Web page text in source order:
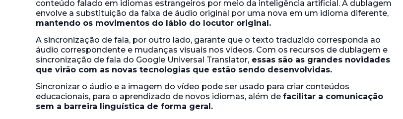
conteúdo falado em idiomas estrangeiros por meio da inteligência artificial. A dublagem
envolve a substituição da faixa de áudio original por uma nova em um idioma diferente,
mantendo os movimentos do lábio do locutor original.
A sincronização de fala, por outro lado, garante que o texto traduzido corresponda ao
áudio correspondente e mudanças visuais nos vídeos. Com os recursos de dublagem e
sincronização de fala do Google Universal Translator, essas são as grandes novidades
que virão com as novas tecnologias que estão sendo desenvolvidas.
Sincronizar o áudio e a imagem do vídeo pode ser usado para criar conteúdos
educacionais, para o aprendizado de novos idiomas, além de facilitar a comunicação
sem a barreira linguística de forma geral.